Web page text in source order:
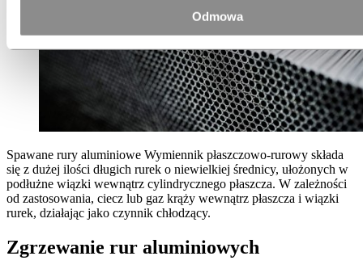
Odmowa
Spawane rury aluminiowe Wymiennik płaszczowo-rurowy składa
się z dużej ilości długich rurek o niewielkiej średnicy, ułożonych w
podłużne wiązki wewnątrz cylindrycznego płaszcza. W zależności
od zastosowania, ciecz lub gaz krąży wewnątrz płaszcza i wiązki
rurek, działając jako czynnik chłodzący.
Zgrzewanie rur aluminiowych